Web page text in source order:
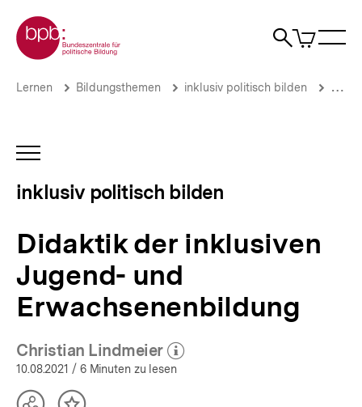
zum
Seiteninhalt
springen
Zur Startseite der bpb
Suche
Artikel
im
Didaktik
und
Erwachsenenbildung
inklusiv
bpb.de
Brotkrümelnavigation
Pfadnavigation
Lernen Bildungsthemen inklusiv politisch bilden
INHALTSNAVIGATION
inklusiv politisch bilden
Didaktik der inklusiven
Jugend- und
Erwachsenenbildung
Christian Lindmeier
(Mehr zum Autor)
öffnen
10.08.2021 / 6 Minuten zu lesen